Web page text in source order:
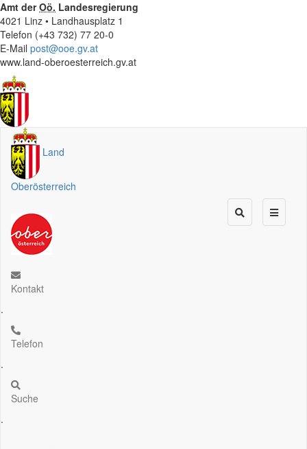
Amt derOö. Landesregierung
4021 Linz • Landhausplatz 1
Telefon (+43 732) 77 20-0
E-Mail post@ooe.gv.at
www.land-oberoesterreich.gv.at
Land
Oberösterreich
Kontakt
.
Telefon
.
Suche
.